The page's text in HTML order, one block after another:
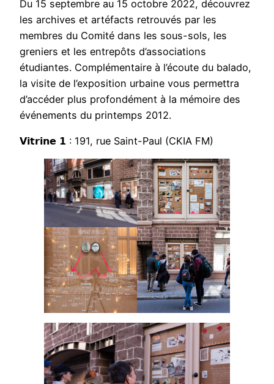
Du 15 septembre au 15 octobre 2022, découvrez
les archives et artéfacts retrouvés par les
membres du Comité dans les sous-sols, les
greniers et les entrepôts d’associations
étudiantes. Complémentaire à l’écoute du balado,
la visite de l’exposition urbaine vous permettra
d’accéder plus profondément à la mémoire des
événements du printemps 2012.
𝗩𝗶𝘁𝗿𝗶𝗻𝗲 𝟭 : 191, rue Saint-Paul (CKIA FM)